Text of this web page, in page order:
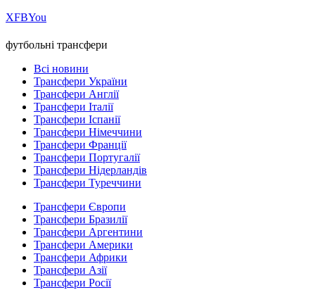
ХFBYou
футбольні трансфери
Всі новини
Трансфери України
Трансфери Англії
Трансфери Італії
Трансфери Іспанії
Трансфери Німеччини
Трансфери Франції
Трансфери Португалії
Трансфери Нідерландів
Трансфери Туреччини
Трансфери Європи
Трансфери Бразилії
Трансфери Аргентини
Трансфери Америки
Трансфери Африки
Трансфери Азії
Трансфери Росії